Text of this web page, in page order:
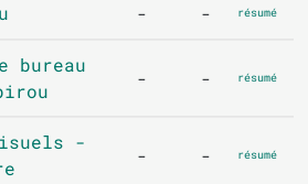
- - résumé
bureau
- - résumé
-
- - résumé